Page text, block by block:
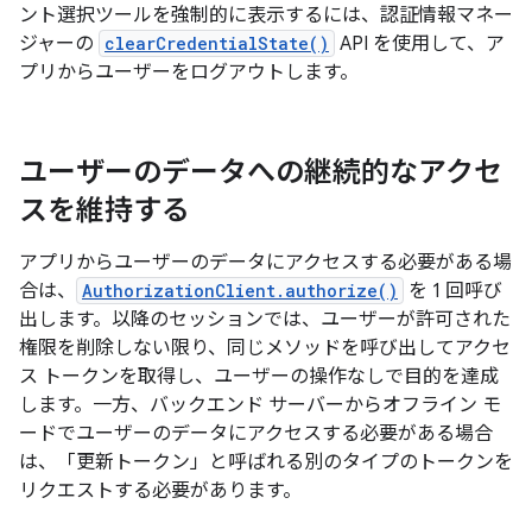
ント選択ツールを強制的に表示するには、認証情報マネー
ジャーの clearCredentialState() API を使用して、ア
プリからユーザーをログアウトします。
ユーザーのデータへの継続的なアクセ
スを維持する
アプリからユーザーのデータにアクセスする必要がある場
合は、
AuthorizationClient.authorize()
を 1 回呼び
出します。以降のセッションでは、ユーザーが許可された
権限を削除しない限り、同じメソッドを呼び出してアクセ
ス トークンを取得し、ユーザーの操作なしで目的を達成
します。一方、バックエンド サーバーからオフライン モ
ードでユーザーのデータにアクセスする必要がある場合
は、「更新トークン」と呼ばれる別のタイプのトークンを
リクエストする必要があります。